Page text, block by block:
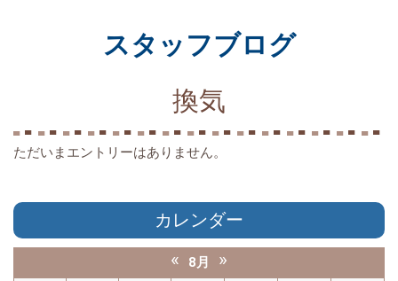
スタッフブログ
換気
ただいまエントリーはありません。
カレンダー
« 8月 »